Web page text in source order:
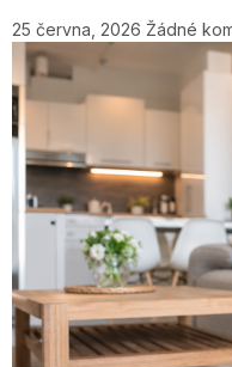
25 června, 2026 Žádné